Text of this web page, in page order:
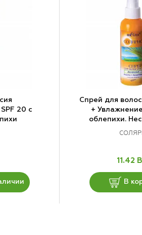
20 с
Спрей для
+
облепихи.
11.42
В